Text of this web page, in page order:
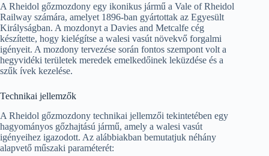
A Rheidol gőzmozdony egy ikonikus jármű a Vale of Rheidol
Railway számára, amelyet 1896-ban gyártottak az Egyesült
Királyságban. A mozdonyt a Davies and Metcalfe cég
készítette, hogy kielégítse a walesi vasút növekvő forgalmi
igényeit. A mozdony tervezése során fontos szempont volt a
hegyvidéki területek meredek emelkedőinek leküzdése és a
szűk ívek kezelése.
Technikai jellemzők
A Rheidol gőzmozdony technikai jellemzői tekintetében egy
hagyományos gőzhajtású jármű, amely a walesi vasút
igényeihez igazodott. Az alábbiakban bemutatjuk néhány
alapvető műszaki paraméterét: